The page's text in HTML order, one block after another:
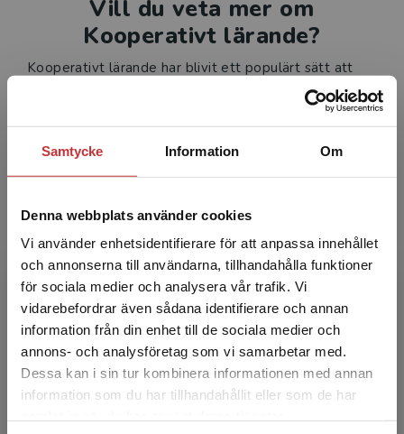
Samtycke Information Om
Denna webbplats använder cookies
Vi använder enhetsidentifierare för att anpassa innehållet
och annonserna till användarna, tillhandahålla funktioner
för sociala medier och analysera vår trafik. Vi
vidarebefordrar även sådana identifierare och annan
information från din enhet till de sociala medier och
annons- och analysföretag som vi samarbetar med.
Dessa kan i sin tur kombinera informationen med annan
information som du har tillhandahållit eller som de har
Begränsad fraktregion
Det verkar som att du besöker
studentlitteratur.se via en enhet utanför Sverige.
Vill du veta mer om
Kooperativt lärande?
Kooperativt lärande har blivit ett populärt sätt att
arbeta på i skolan. Niclas Fohlin som är legitimerad
grundskollärare och håller utbildningar i metoden
förklarar varför i vår intervju.
Nyfiken på Joanna Lundin?
Joanna Lundin är NPF-pedagog och lärare med över
25 års erfarenhet i yrket. Hon är författaren bakom En
skola som fungerar för alla och Ett lärande som
fungerar för alla. Läs mer om boken En skola som
fungerar för alla i vår intervju med författaren.